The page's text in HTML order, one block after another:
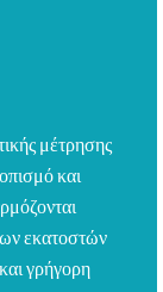
μέτρησης
και
εκατοστών
γρήγορη